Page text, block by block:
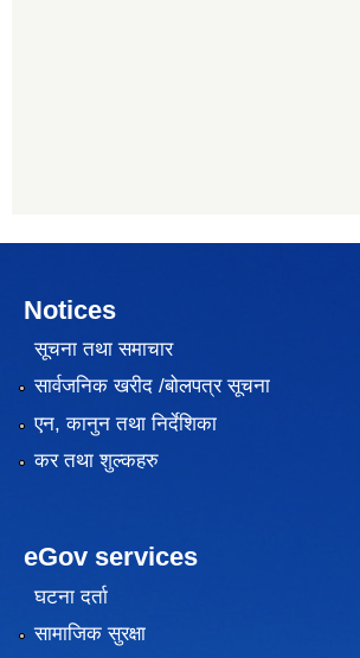
Notices
सूचना तथा समाचार
सार्वजनिक खरीद /बोलपत्र सूचना
एन, कानुन तथा निर्देशिका
कर तथा शुल्कहरु
eGov services
घटना दर्ता
सामाजिक सुरक्षा